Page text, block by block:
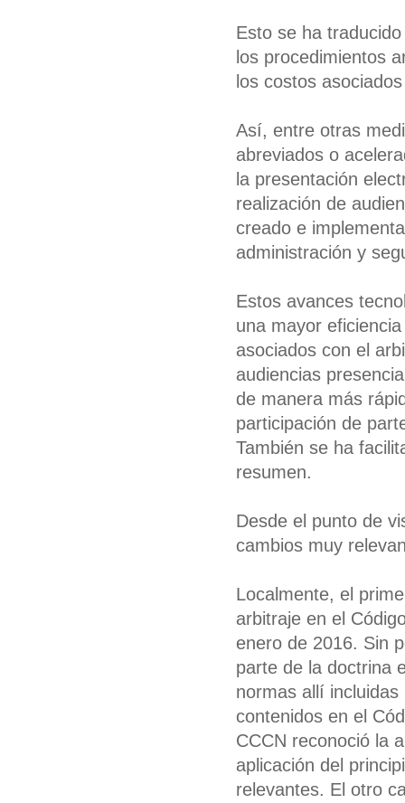
Esto se ha
los procedimientos
los costos
Así, entre otras
abreviados o
la presentación
realización de
creado e
administración y
Estos avances
una mayor
asociados con el
audiencias
de manera más
participación de
También se ha
resumen.
Desde el punto de
cambios muy
Localmente, el
arbitraje en el
enero de 2016. Sin
parte de la doctrina
normas allí
contenidos en el
CCCN reconoció la
aplicación del
relevantes. El otro